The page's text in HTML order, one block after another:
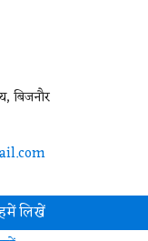
बिजनौर
लिखें